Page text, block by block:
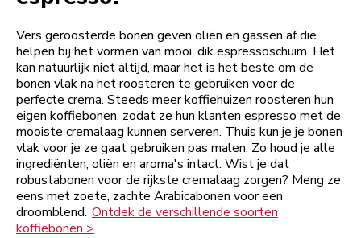
Vers geroosterde bonen geven oliën en gassen af die
helpen bij het vormen van mooi, dik espressoschuim. Het
kan natuurlijk niet altijd, maar het is het beste om de
bonen vlak na het roosteren te gebruiken voor de
perfecte crema. Steeds meer koffiehuizen roosteren hun
eigen koffiebonen, zodat ze hun klanten espresso met de
mooiste cremalaag kunnen serveren. Thuis kun je je bonen
vlak voor je ze gaat gebruiken pas malen. Zo houd je alle
ingrediënten, oliën en aroma's intact. Wist je dat
robustabonen voor de rijkste cremalaag zorgen? Meng ze
eens met zoete, zachte Arabicabonen voor een
droomblend. Ontdek de verschillende soorten
koffiebonen >